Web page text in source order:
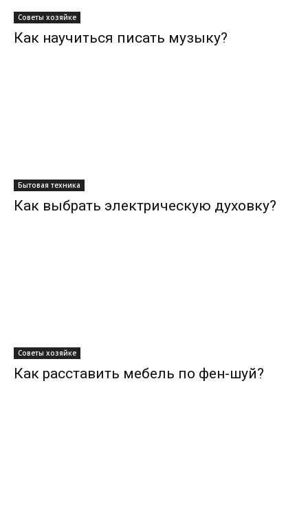
Советы хозяйке
Как научиться писать музыку?
Бытовая техника
Как выбрать электрическую духовку?
Советы хозяйке
Как расставить мебель по фен-шуй?